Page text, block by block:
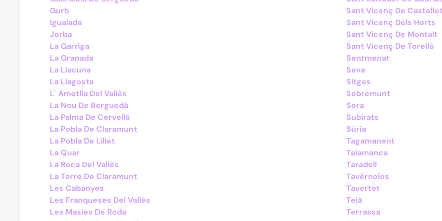
Gurb
Igualada
Jorba
La Garriga
La Granada
La Llacuna
La Llagosta
L´ Ametlla Del Vallès
La Nou De Berguedà
La Palma De Cervelló
La Pobla De Claramunt
La Pobla De Lillet
La Quar
La Roca Del Vallès
La Torre De Claramunt
Les Cabanyes
Les Franqueses Del Vallès
Les Masies De Roda
Sant Vicenç De
Sant Vicenç Dels Horts
Sant Vicenç De Montalt
Sant Vicenç De Torelló
Sentmenat
Seva
Sitges
Sobremunt
Sora
Subirats
Súria
Tagamanent
Talamanca
Taradell
Tavèrnoles
Tavertet
Teià
Terrassa